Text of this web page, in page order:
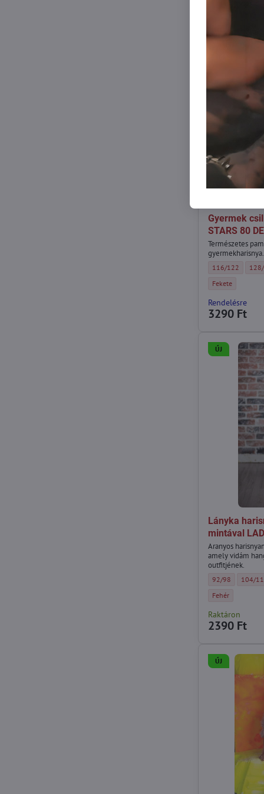
2390 Ft
Gyermek
STARS 80
Természetes
gyermekharisnya.
Gyermek csillogó
116/122
Gyermek csillogó
Fekete
Rendelésre
3290 Ft
ÚJ
Lányka
mintával
Aranyos
amely vidám
outfitjének.
Lányka
92/98 104/
Lányka
Fehér
Raktáron
2390 Ft
ÚJ